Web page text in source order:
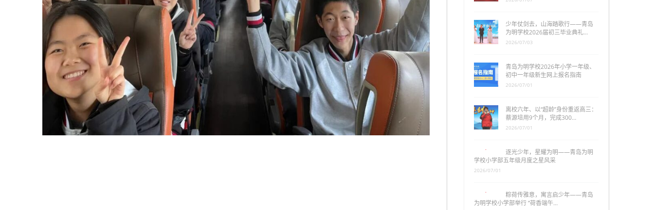
少年仗剑去，山海踏歌行——青岛
为明学校2026届初三毕业典礼…
2026/07/03
青岛为明学校2026年小学一年级、
初中一年级新生网上报名指南
2026/07/01
离校六年、以“超龄”身份重返高三：
蔡源培用9个月，完成300…
2026/07/01
逐光少年，星耀为明——青岛为明
学校小学部五年级月度之星风采
粽荷传雅意，寓言启少年——青岛
为明学校小学部举行 “荷香端午…